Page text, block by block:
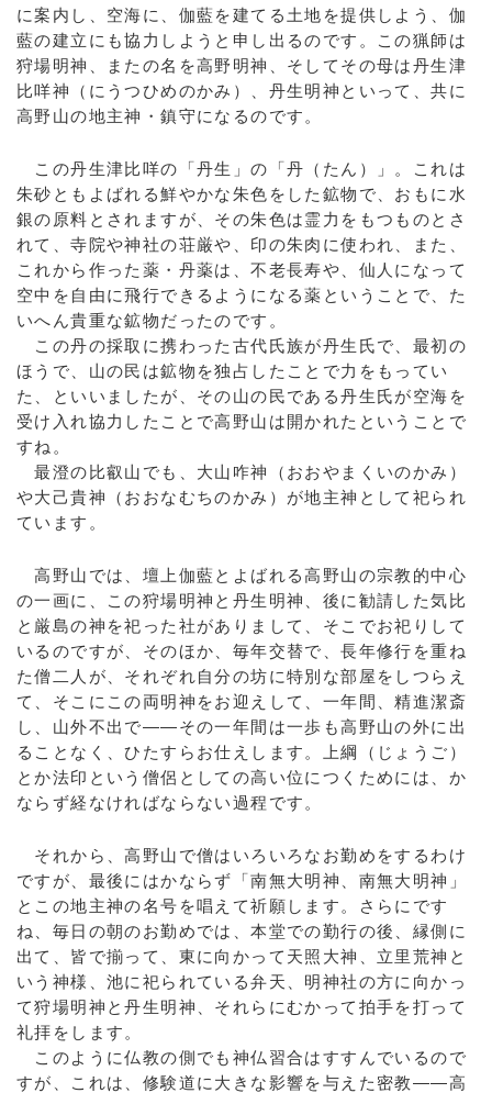
に案内し、空海に、伽藍を建てる土地を提供しよう、伽
藍の建立にも協力しようと申し出るのです。この猟師は
狩場明神、またの名を高野明神、そしてその母は丹生津
比咩神（にうつひめのかみ）、丹生明神といって、共に
高野山の地主神・鎮守になるのです。
この丹生津比咩の「丹生」の「丹（たん）」。これは
朱砂ともよばれる鮮やかな朱色をした鉱物で、おもに水
銀の原料とされますが、その朱色は霊力をもつものとさ
れて、寺院や神社の荘厳や、印の朱肉に使われ、また、
これから作った薬・丹薬は、不老長寿や、仙人になって
空中を自由に飛行できるようになる薬ということで、た
いへん貴重な鉱物だったのです。
この丹の採取に携わった古代氏族が丹生氏で、最初の
ほうで、山の民は鉱物を独占したことで力をもってい
た、といいましたが、その山の民である丹生氏が空海を
受け入れ協力したことで高野山は開かれたということで
すね。
最澄の比叡山でも、大山咋神（おおやまくいのかみ）
や大己貴神（おおなむちのかみ）が地主神として祀られ
ています。
高野山では、壇上伽藍とよばれる高野山の宗教的中心
の一画に、この狩場明神と丹生明神、後に勧請した気比
と厳島の神を祀った社がありまして、そこでお祀りして
いるのですが、そのほか、毎年交替で、長年修行を重ね
た僧二人が、それぞれ自分の坊に特別な部屋をしつらえ
て、そこにこの両明神をお迎えして、一年間、精進潔斎
し、山外不出で――その一年間は一歩も高野山の外に出
ることなく、ひたすらお仕えします。上綱（じょうご）
とか法印という僧侶としての高い位につくためには、か
ならず経なければならない過程です。
それから、高野山で僧はいろいろなお勤めをするわけ
ですが、最後にはかならず「南無大明神、南無大明神」
とこの地主神の名号を唱えて祈願します。さらにです
ね、毎日の朝のお勤めでは、本堂での勤行の後、縁側に
出て、皆で揃って、東に向かって天照大神、立里荒神と
いう神様、池に祀られている弁天、明神社の方に向かっ
て狩場明神と丹生明神、それらにむかって拍手を打って
礼拝をします。
このように仏教の側でも神仏習合はすすんでいるので
すが、これは、修験道に大きな影響を与えた密教――高